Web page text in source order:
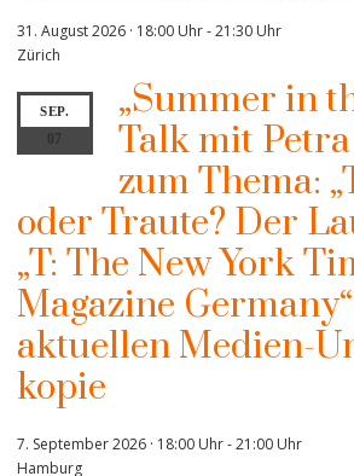
31. August 2026 · 18:00 Uhr-21:30 Uhr
Zürich
SEP.
07
„Summer in
Talk mit
zum Thema:
oder Traute? Der
„T: The New York
Magazine
aktuellen Medien-
kopie
7. September 2026 · 18:00 Uhr-21:00 Uhr
Hamburg